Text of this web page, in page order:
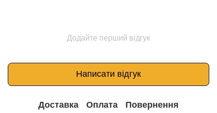
Додайте перший відгук
Написати відгук
Доставка Оплата Повернення